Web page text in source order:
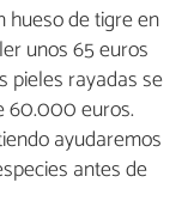
hueso de tigre en
unos 65 euros
pieles rayadas se
60.000 euros.
ayudaremos
antes de